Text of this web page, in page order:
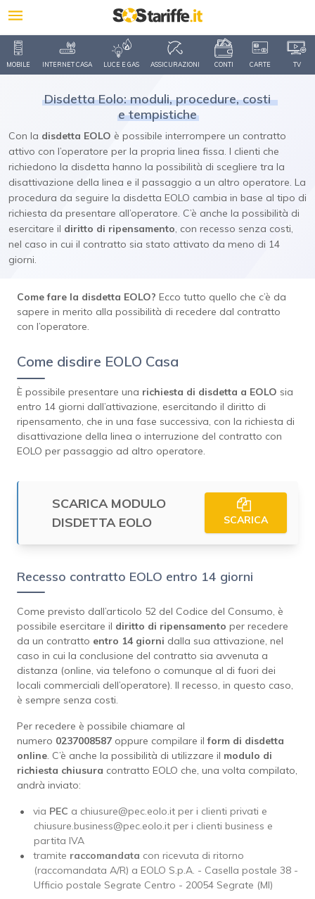
MOBILE INTERNET CASA LUCE E GAS ASSICURAZIONI CONTI CARTE TV
Disdetta Eolo: moduli, procedure, costi
e tempistiche
Con la disdetta EOLO è possibile interrompere un contratto
attivo con l’operatore per la propria linea fissa. I clienti che
richiedono la disdetta hanno la possibilità di scegliere tra la
disattivazione della linea e il passaggio a un altro operatore. La
procedura da seguire la disdetta EOLO cambia in base al tipo di
richiesta da presentare all’operatore. C’è anche la possibilità di
esercitare il diritto di ripensamento, con recesso senza costi,
nel caso in cui il contratto sia stato attivato da meno di 14
giorni.
Come fare la disdetta EOLO? Ecco tutto quello che c’è da
sapere in merito alla possibilità di recedere dal contratto
con l’operatore.
Come disdire EOLO Casa
È possibile presentare una richiesta di disdetta a EOLO sia
entro 14 giorni dall’attivazione, esercitando il diritto di
ripensamento, che in una fase successiva, con la richiesta di
disattivazione della linea o interruzione del contratto con
EOLO per passaggio ad altro operatore.
SCARICA MODULO
DISDETTA EOLO
SCARICA
Recesso contratto EOLO entro 14 giorni
Come previsto dall’articolo 52 del Codice del Consumo, è
possibile esercitare il diritto di ripensamento per recedere
da un contratto entro 14 giorni dalla sua attivazione, nel
caso in cui la conclusione del contratto sia avvenuta a
distanza (online, via telefono o comunque al di fuori dei
locali commerciali dell’operatore). Il recesso, in questo caso,
è sempre senza costi.
Per recedere è possibile chiamare al
numero 0237008587 oppure compilare ilform di disdetta
online. C’è anche la possibilità di utilizzare il modulo di
richiesta chiusura contratto EOLO che, una volta compilato,
andrà inviato:
via PEC a chiusure@pec.eolo.it per i clienti privati e
chiusure.business@pec.eolo.it per i clienti business e
partita IVA
tramite raccomandata con ricevuta di ritorno
(raccomandata A/R) a EOLO S.p.A. - Casella postale 38 -
Ufficio postale Segrate Centro - 20054 Segrate (MI)